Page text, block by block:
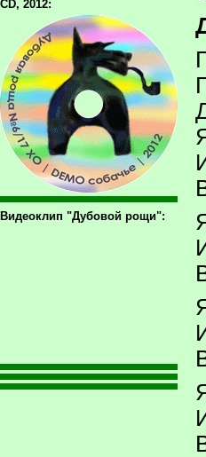
CD, 2012:
Видеоклип "Дубовой рощи":